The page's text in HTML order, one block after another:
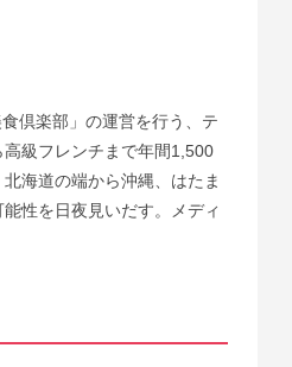
倶楽部」の運営を行う、テ
級フレンチまで年間1,500
海道の端から沖縄、はたま
性を日夜見いだす。メディ